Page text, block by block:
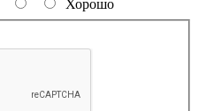
Хорошо